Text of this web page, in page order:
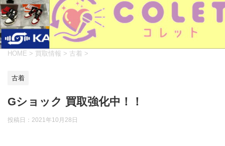
HOME > 買取情報 > 古着 >
古着
Gショック 買取強化中！！
投稿日： 2021年10月28日